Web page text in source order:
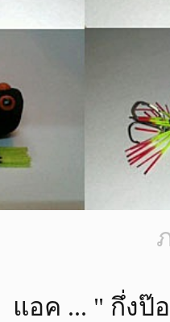
ป๊อป 3 ทา